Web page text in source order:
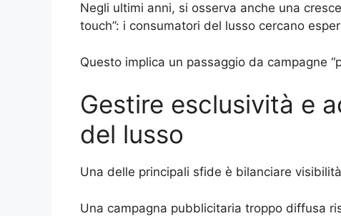
Negli ultimi anni, si osserva anche una
touch”: i consumatori del lusso cercano
Questo implica un passaggio da campagne
Gestire esclusività e
del lusso
Una delle principali sfide è bilanciare
Una campagna pubblicitaria troppo diffusa